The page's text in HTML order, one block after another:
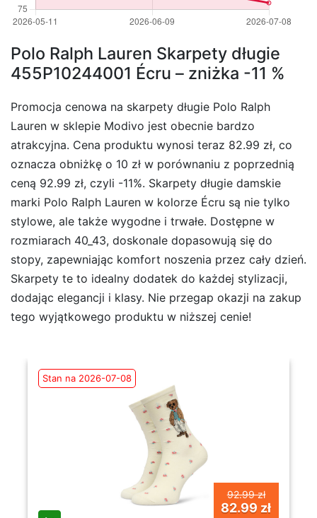
Polo Ralph Lauren Skarpety długie
455P10244001 Écru – zniżka -11 %
Promocja cenowa na skarpety długie Polo Ralph
Lauren w sklepie Modivo jest obecnie bardzo
atrakcyjna. Cena produktu wynosi teraz 82.99 zł, co
oznacza obniżkę o 10 zł w porównaniu z poprzednią
ceną 92.99 zł, czyli -11%. Skarpety długie damskie
marki Polo Ralph Lauren w kolorze Écru są nie tylko
stylowe, ale także wygodne i trwałe. Dostępne w
rozmiarach 40_43, doskonale dopasowują się do
stopy, zapewniając komfort noszenia przez cały dzień.
Skarpety te to idealny dodatek do każdej stylizacji,
dodając elegancji i klasy. Nie przegap okazji na zakup
tego wyjątkowego produktu w niższej cenie!
Stan na 2026-07-08
92.99 zł
82.99 zł